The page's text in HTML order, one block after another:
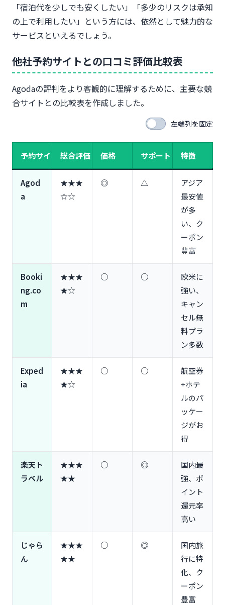
「宿泊代を少しでも安くしたい」「多少のリスクは承知
の上で利用したい」という方には、依然として魅力的な
サービスといえるでしょう。
他社予約サイトとの口コミ評価比較表
Agodaの評判をより客観的に理解するために、主要な競
合サイトとの比較表を作成しました。
左端列を固定
予約サイト 総合評価 価格 サポート 特徴
Agod
a
★★★
☆☆
◎ △
アジア
最安値
が多
い、ク
ーポン
豊富
Booki
ng.co
m
★★★
★☆
○ ○
欧米に
強い、
キャン
セル無
料プラ
ン多数
Exped
ia
★★★
★☆
○ ○
航空券
+ホテ
ルのパ
ッケー
ジがお
得
楽天ト
ラベル
★★★
★★
○ ◎
国内最
強、ポ
イント
還元率
高い
じゃら
ん
★★★
★★
○ ◎
国内旅
行に特
化、ク
ーポン
豊富